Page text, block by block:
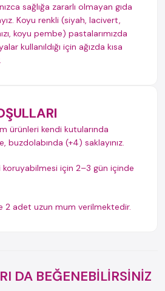
sağlığa zararlı olmayan gıda
Koyu renkli (siyah, lacivert,
koyu pembe) pastalarımızda
kullanıldığı için ağızda kısa
ürünleri kendi kutularında
buzdolabında (+4) saklayınız.
koruyabilmesi için 2–3 gün içinde
2 adet uzun mum verilmektedir.
DA BEĞENEBİLİRSİNİZ